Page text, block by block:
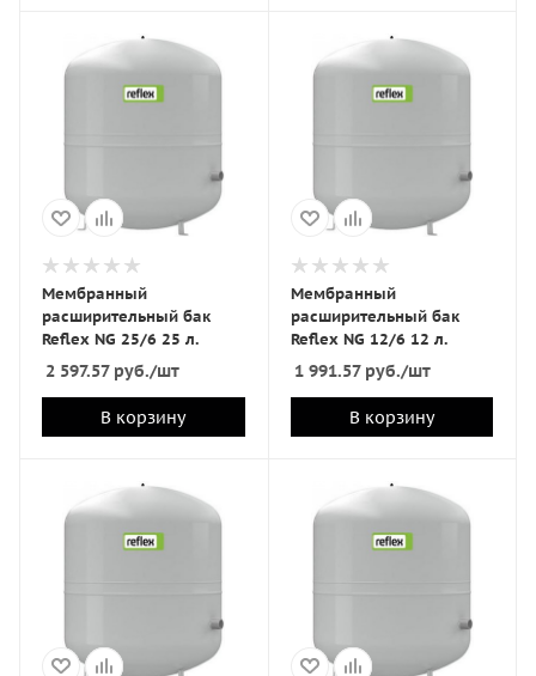
Мембранный
расширительный бак
Reflex NG 25/6 25 л.
2 597.57руб./шт
В корзину
Мембранный
расширительный бак
Reflex NG 12/6 12 л.
1 991.57руб./шт
В корзину